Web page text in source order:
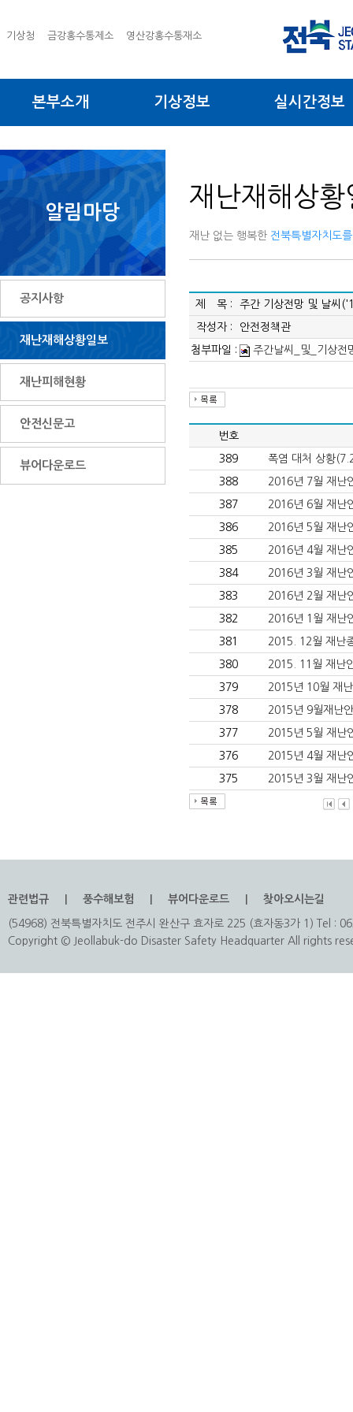
기상청 금강홍수통제소 영산강홍수통재소
본부소개 기상정보 실시간정보
알림마당
공지사항
재난재해상황일보
재난피해현황
안전신문고
뷰어다운로드
재난재해상황
재난 없는 행복한 전북특별자치도
제 목 : 주간 기상전망 및 날씨
작성자 : 안전정책관
첨부파일 : 주간날씨_및_기상
번호
389 폭염 대처 상황
388 2016년 7월 재난
387 2016년 6월 재난
386 2016년 5월 재난
385 2016년 4월 재난
384 2016년 3월 재난
383 2016년 2월 재난
382 2016년 1월 재난
381 2015. 12월 재난
380 2015. 11월 재난
379 2015년 10월 재
378 2015년 9월재난
377 2015년 5월 재난
376 2015년 4월 재난
375 2015년 3월 재난
관련법규 풍수해보험 뷰어다운로드 찾아오시는길
(54968) 전북특별자치도 전주시 완산구 효자로 225 (효자동3가 1) Tel :
Copyright © Jeollabuk-do Disaster Safety Headquarter All rights